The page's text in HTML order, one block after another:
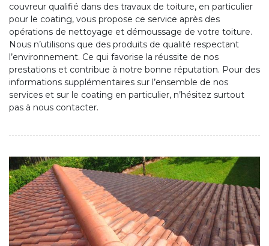
couvreur qualifié dans des travaux de toiture, en particulier
pour le coating, vous propose ce service après des
opérations de nettoyage et démoussage de votre toiture.
Nous n’utilisons que des produits de qualité respectant
l’environnement. Ce qui favorise la réussite de nos
prestations et contribue à notre bonne réputation. Pour des
informations supplémentaires sur l’ensemble de nos
services et sur le coating en particulier, n’hésitez surtout
pas à nous contacter.